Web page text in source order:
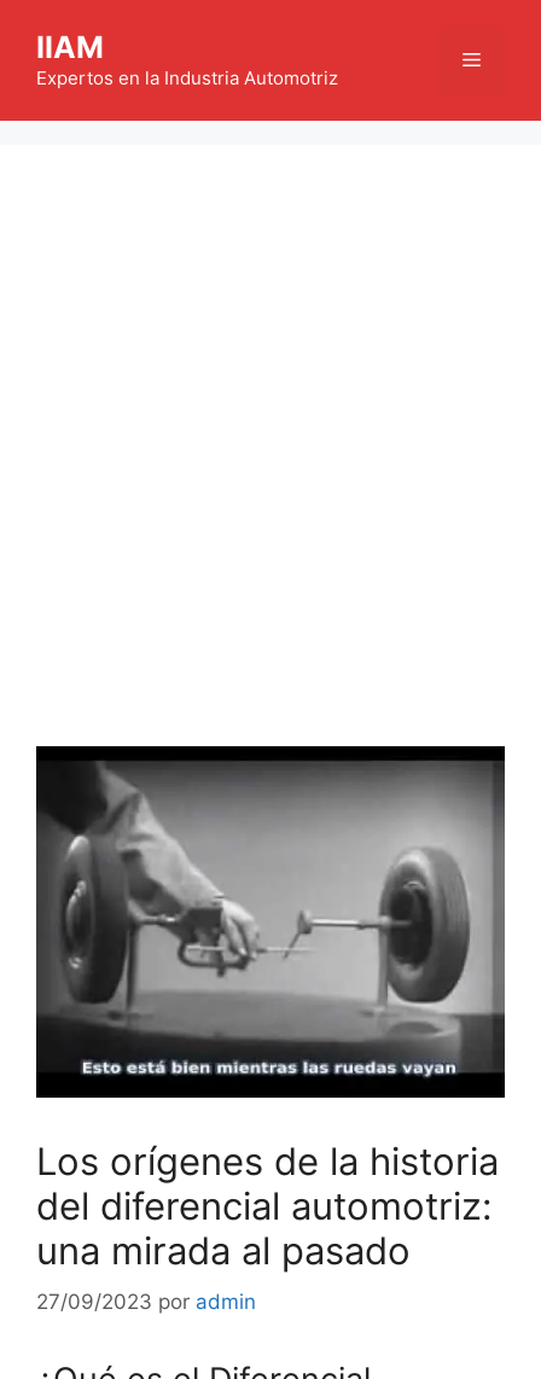
contenido
IIAM
Expertos en la Industria Automotriz
Menú
Los orígenes de la historia
del diferencial automotriz:
una mirada al pasado
27/09/2023 por admin